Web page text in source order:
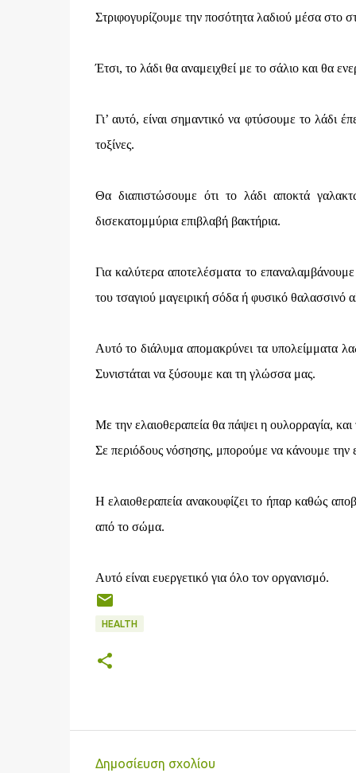
Στριφογυρίζουμε την ποσότητα λαδιού μέσα στο
Έτσι, το λάδι θα αναμειχθεί με το σάλιο και θα
Γι’ αυτό, είναι σημαντικό να φτύσουμε το λάδι
τοξίνες.
Θα διαπιστώσουμε ότι το λάδι αποκτά
δισεκατομμύρια επιβλαβή βακτήρια.
Για καλύτερα αποτελέσματα το
του τσαγιού μαγειρική σόδα ή φυσικό θαλασσινό
Αυτό το διάλυμα απομακρύνει τα υπολείμματα
Συνιστάται να ξύσουμε και τη γλώσσα μας.
Με την ελαιοθεραπεία θα πάψει η ουλορραγία,
Σε περιόδους νόσησης, μπορούμε να κάνουμε την
Η ελαιοθεραπεία ανακουφίζει το ήπαρ καθώς
από το σώμα.
Αυτό είναι ευεργετικό για όλο τον οργανισμό.
HEALTH
Δημοσίευση σχολίου